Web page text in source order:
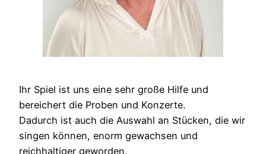
Ihr Spiel ist uns eine sehr große Hilfe und
bereichert die Proben und Konzerte.
Dadurch ist auch die Auswahl an Stücken, die wir
singen können, enorm gewachsen und
reichhaltiger geworden.